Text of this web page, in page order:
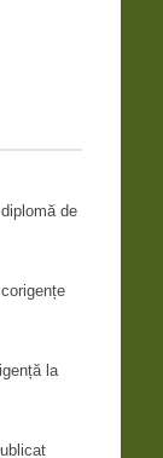
de
la